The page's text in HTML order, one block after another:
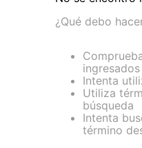
¿Qué debo
ingresados
Intenta
Utiliza
búsqueda
Intenta
término